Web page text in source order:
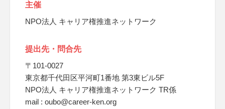
主催
NPO法人 キャリア権推進ネットワーク
提出先・問合先
〒101-0027
東京都千代田区平河町1番地 第3東ビル5F
NPO法人 キャリア権推進ネットワーク TR係
mail : oubo@career-ken.org